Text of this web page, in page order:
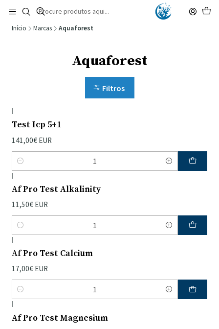
🚚 Portugal Continental: Portes Grátis desde 149,90€ (Envio extresso: 14,90€)
Ler mais
Início Marcas Aquaforest
Aquaforest
Filtros
|
Test Icp 5+1
141,00€ EUR
Quantidade
|
Af Pro Test Alkalinity
11,50€ EUR
Quantidade
|
Af Pro Test Calcium
17,00€ EUR
Quantidade
|
Af Pro Test Magnesium